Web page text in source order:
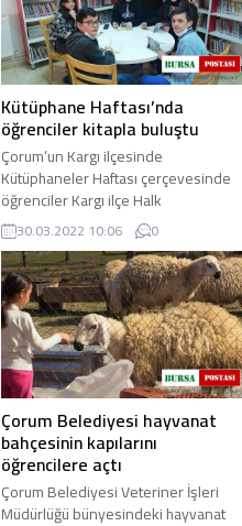
Kütüphane Haftası’nda
öğrenciler kitapla buluştu
Çorum’un Kargı ilçesinde
Kütüphaneler Haftası çerçevesinde
öğrenciler Kargı ilçe Halk
Kütüphanesini ziyaret ederek kitap
okudu. Kargı ilçesinde ...
30.03.2022 10:06 0
Çorum Belediyesi hayvanat
bahçesinin kapılarını
öğrencilere açtı
Çorum Belediyesi Veteriner İşleri
Müdürlüğü bünyesindeki hayvanat